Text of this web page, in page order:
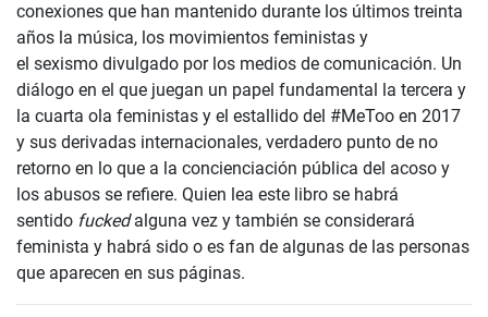
conexiones que han mantenido durante los últimos treinta
años la música, los movimientos feministas y
el sexismo divulgado por los medios de comunicación. Un
diálogo en el que juegan un papel fundamental la tercera y
la cuarta ola feministas y el estallido del #MeToo en 2017
y sus derivadas internacionales, verdadero punto de no
retorno en lo que a la concienciación pública del acoso y
los abusos se refiere. Quien lea este libro se habrá
sentido fuckedalguna vez y también se considerará
feminista y habrá sido o es fan de algunas de las personas
que aparecen en sus páginas.